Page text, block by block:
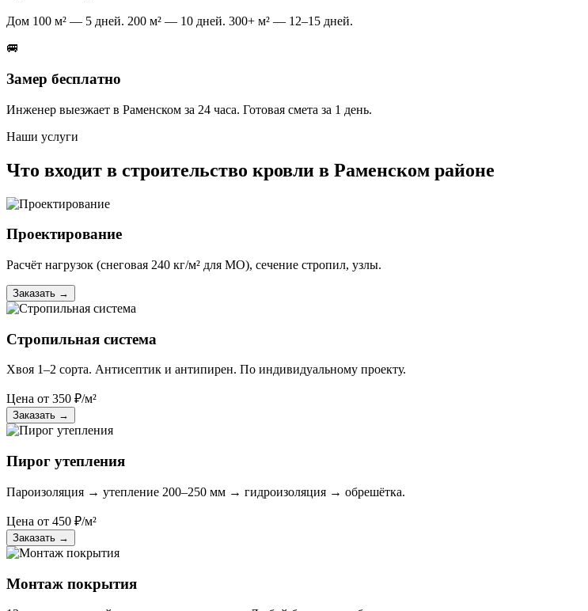
Дом 100 м² — 5 дней. 200 м² — 10 дней. 300+ м² — 12–15 дней.
🚐
Замер бесплатно
Инженер выезжает в Раменском за 24 часа. Готовая смета за 1 день.
Наши услуги
Что входит в строительство кровли в Раменском районе
Проектирование
Расчёт нагрузок (снеговая 240 кг/м² для МО), сечение стропил, узлы.
Заказать →
Стропильная система
Хвоя 1–2 сорта. Антисептик и антипирен. По индивидуальному проекту.
Цена от 350 ₽/м²
Заказать →
Пирог утепления
Пароизоляция → утепление 200–250 мм → гидроизоляция → обрешётка.
Цена от 450 ₽/м²
Заказать →
Монтаж покрытия